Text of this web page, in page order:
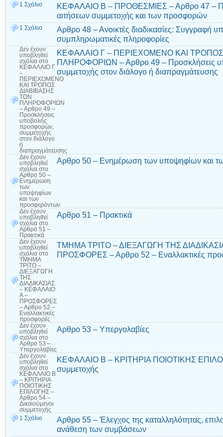
1 Σχόλιο
ΚΕΦΑΛΑΙΟ Β – ΠΡΟΘΕΣΜΙΕΣ – Αρθρο 47 –
αιτήσεων συμμετοχής και των προσφορών
1 Σχόλιο
Αρθρο 48 – Ανοικτές διαδικασίες: Συγγραφή
συμπληρωματικές πληροφορίες
Δεν έχουν
υποβληθεί
σχόλια στο
ΚΕΦΑΛΑΙΟ Γ
–
ΠΕΡΙΕΧΟΜΕΝΟ
ΚΑΙ ΤΡΟΠΟΣ
ΔΙΑΒΙΒΑΣΗΣ
ΤΩΝ
ΠΛΗΡΟΦΟΡΙΩΝ
– Αρθρο 49 –
Προσκλήσεις
υποβολής
προσφορών,
συμμετοχής
στον διάλογο
ή
διαπραγμάτευσης
ΚΕΦΑΛΑΙΟ Γ – ΠΕΡΙΕΧΟΜΕΝΟ ΚΑΙ
ΠΛΗΡΟΦΟΡΙΩΝ – Αρθρο 49 – Προσκλήσεις
συμμετοχής στον διάλογο ή διαπραγμάτευσης
Δεν έχουν
υποβληθεί
σχόλια στο
Αρθρο 50 –
Ενημέρωση
των
υποψηφίων
και των
προσφερόντων
Αρθρο 50 – Ενημέρωση των υποψηφίων και
Δεν έχουν
υποβληθεί
σχόλια στο
Αρθρο 51 –
Πρακτικά
Αρθρο 51 – Πρακτικά
Δεν έχουν
υποβληθεί
σχόλια στο
ΤΜΗΜΑ
ΤΡΙΤΟ –
ΔΙΕΞΑΓΩΓΗ
ΤΗΣ
ΔΙΑΔΙΚΑΣΙΑΣ
– ΚΕΦΑΛΑΙΟ
Α –
ΠΡΟΣΦΟΡΕΣ
– Αρθρο 52 –
Εναλλακτικές
προσφορές
ΤΜΗΜΑ ΤΡΙΤΟ – ΔΙΕΞΑΓΩΓΗ ΤΗΣ
ΠΡΟΣΦΟΡΕΣ – Αρθρο 52 – Εναλλακτικές
Δεν έχουν
υποβληθεί
σχόλια στο
Αρθρο 53 –
Υπεργολαβίες
Αρθρο 53 – Υπεργολαβίες
Δεν έχουν
υποβληθεί
σχόλια στο
ΚΕΦΑΛΑΙΟ Β
– ΚΡΙΤΗΡΙΑ
ΠΟΙΟΤΙΚΗΣ
ΕΠΙΛΟΓΗΣ –
Αρθρο 54 –
Δικαιούμενοι
συμμετοχής
ΚΕΦΑΛΑΙΟ Β – ΚΡΙΤΗΡΙΑ ΠΟΙΟΤΙΚΗΣ
συμμετοχής
1 Σχόλιο
Αρθρο 55 – Έλεγχος της καταλληλότητας,
ανάθεση των συμβάσεων